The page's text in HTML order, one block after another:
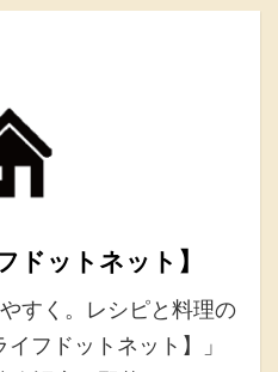
ドットネット】
すく。レシピと料理の
フドットネット】」